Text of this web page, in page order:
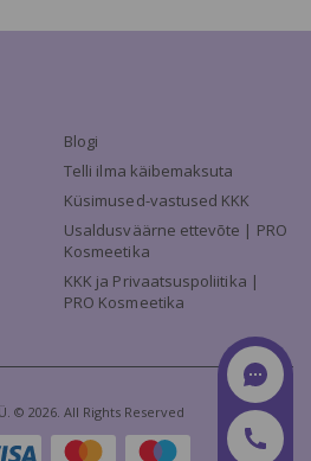
Blogi
Telli ilma käibemaksuta
Küsimused-vastused KKK
Usaldusväärne ettevõte | PRO
Kosmeetika
KKK ja Privaatsuspoliitika |
PRO Kosmeetika
© 2026. All Rights Reserved